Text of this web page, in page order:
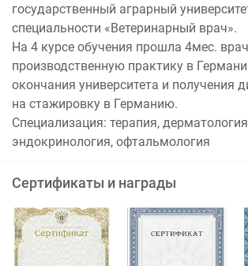
государственный аграрный
специальности «Ветеринарный врач».
На 4 курсе обучения прошла 4мес.
производственную практику в
окончания университета и получения
на стажировку в Германию.
Специализация: терапия,
эндокринология, офтальмология
Сертификаты и награды